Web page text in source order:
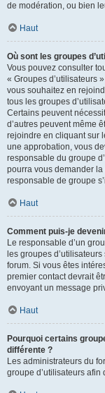
de modération, ou bien
Haut
Où sont les groupes
Vous pouvez consulter
« Groupes d’utilisateurs
vous souhaitez en
tous les groupes
Certains peuvent
d’autres peuvent même
rejoindre en cliquant sur
une approbation, vous
responsable du groupe
pourra vous demander
responsable de groupe
Haut
Comment puis-je
Le responsable d’un
les groupes
forum. Si vous êtes
premier contact devrait
envoyant un message
Haut
Pourquoi certains
différente ?
Les administrateurs du
groupe d’utilisateurs